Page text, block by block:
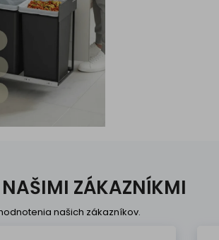
NAŠIMI ZÁKAZNÍKMI
našich zákazníkov.